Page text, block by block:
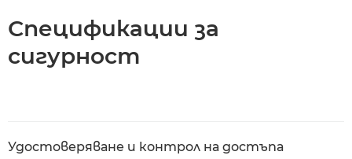
Спецификации за
сигурност
Удостоверяване и контрол на достъпа